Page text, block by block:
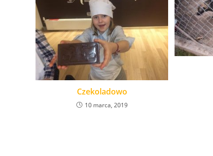
Czekoladowo
10 marca, 2019